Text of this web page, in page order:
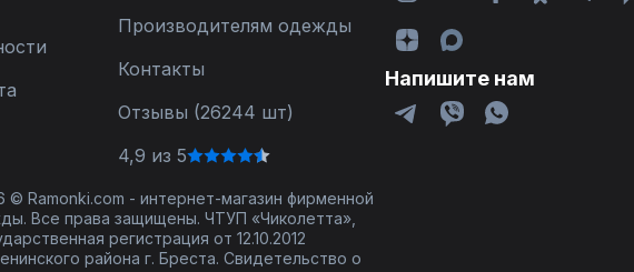
Производителям одежды
Контакты
Отзывы (26244 шт)
4,9 из 5
Напишите нам
© Ramonki.com - интернет-магазин фирменной
Все права защищены. ЧТУП «Чиколетта»,
регистрация от 12.10.2012
района г. Бреста. Свидетельство о